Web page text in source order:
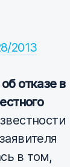
2013
отказе в
в том,